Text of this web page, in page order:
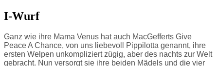
I-Wurf
Ganz wie ihre Mama Venus hat auch MacGefferts Give
Peace A Chance, von uns liebevoll Pippilotta genannt, ihre
ersten Welpen unkompliziert zügig, aber des nachts zur Welt
gebracht. Nun versorgt sie ihre beiden Mädels und die vier